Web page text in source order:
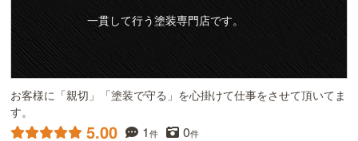
一貫して行う塗装専門店です。
お客様に「親切」「塗装で守る」を心掛けて仕事をさせて頂いてま
す。
5.00 1件 0件